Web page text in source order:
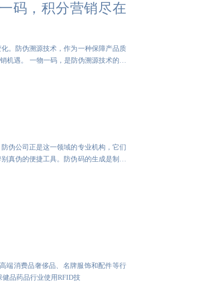
码，积分营销尽在
。防伪溯源技术，作为一种保障产品质
机遇。 一物一码，是防伪溯源技术的核
伪公司正是这一领域的专业机构，它们
真伪的便捷工具。防伪码的生成是制作
端消费品奢侈品、名牌服饰和配件等行
品药品行业使用RFID技